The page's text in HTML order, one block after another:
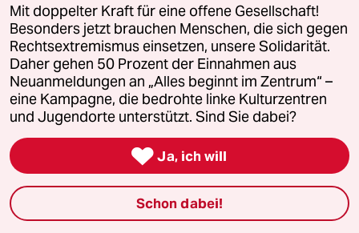
Presse
Unterstützen
abo
genossenschaft
Mit doppelter Kraft für eine offene Gesellschaft!
Besonders jetzt brauchen Menschen, die sich gegen
Rechtsextremismus einsetzen, unsere Solidarität.
Daher gehen 50 Prozent der Einnahmen aus
Neuanmeldungen an „Alles beginnt im Zentrum“ –
eine Kampagne, die bedrohte linke Kulturzentren
und Jugendorte unterstützt. Sind Sie dabei?
 Ja, ich will
Schon dabei!